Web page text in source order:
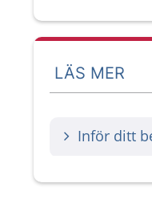
LÄS MER
Inför ditt